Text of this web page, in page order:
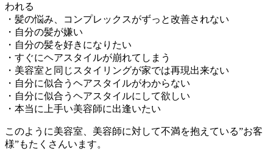
われる
・髪の悩み、コンプレックスがずっと改善されない
・自分の髪が嫌い
・自分の髪を好きになりたい
・すぐにヘアスタイルが崩れてしまう
・美容室と同じスタイリングが家では再現出来ない
・自分に似合うヘアスタイルがわからない
・自分に似合うヘアスタイルにして欲しい
・本当に上手い美容師に出逢いたい
このように美容室、美容師に対して不満を抱えている”お客
様”もたくさんいます。